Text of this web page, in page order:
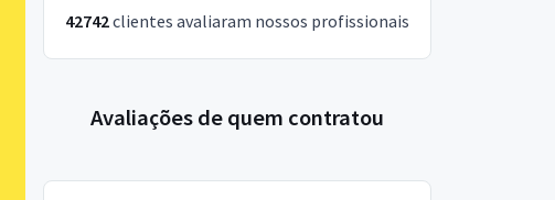
42742clientes avaliaram nossos profissionais
Avaliações de quem contratou